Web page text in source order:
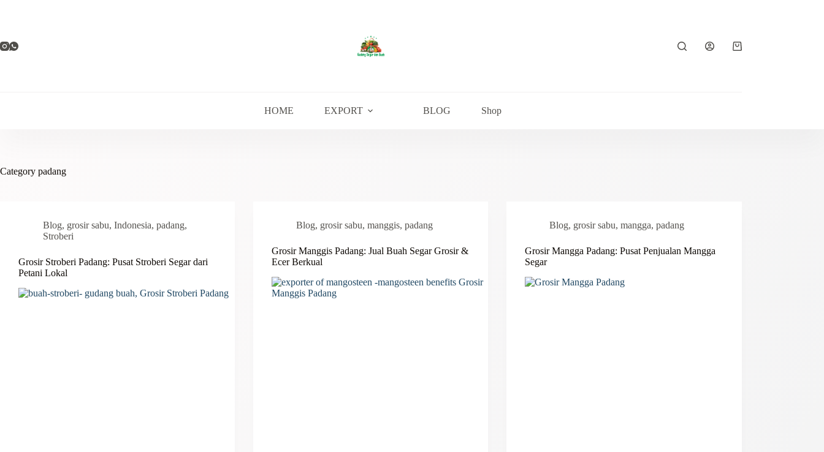
Shopping
HOME EXPORT BLOG Shop
Category padang
Blog, grosir sabu, Indonesia, padang,
Stroberi
Grosir Stroberi Padang: Pusat Stroberi Segar dari
Petani Lokal
Blog, grosir sabu,manggis,padang
Grosir Manggis Padang: Jual Buah Segar Grosir &
Ecer Berkual
Blog, grosir sabu,mangga,padang
Grosir Mangga Padang: Pusat Penjualan Mangga
Segar